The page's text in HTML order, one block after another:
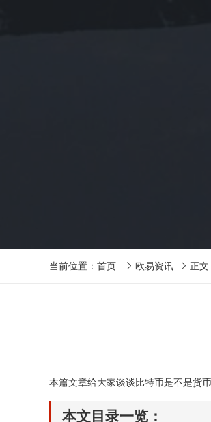
当前位置： 首页  欧易资讯  正文
本篇文章给大家谈谈比特币是不是货
本文目录一览：